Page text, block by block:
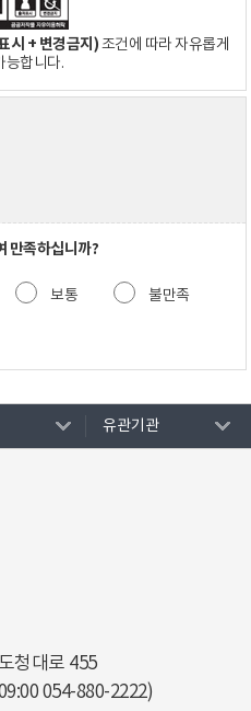
시 + 변경금지)조건에 따라 자유롭게
능합니다.
만족하십니까?
보통 불만족
유관기관
청대로 455
054-880-2222)